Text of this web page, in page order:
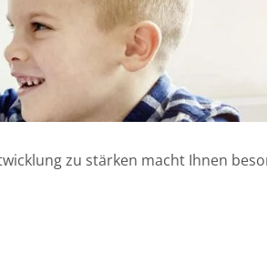
zu stärken macht Ihnen